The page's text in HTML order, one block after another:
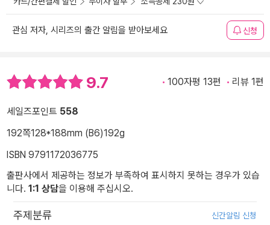
관심 저자, 시리즈의 출간 알림을 받아보세요 신청
9.7 100자평 13편 리뷰 1편
세일즈포인트 558
192쪽128*188mm (B6)192g
ISBN 9791172036775
출판사에서 제공하는 정보가 부족하여 표시하지 못하는 경우가 있습
니다. 1:1 상담을 이용해 주십시오.
주제분류 신간알림 신청